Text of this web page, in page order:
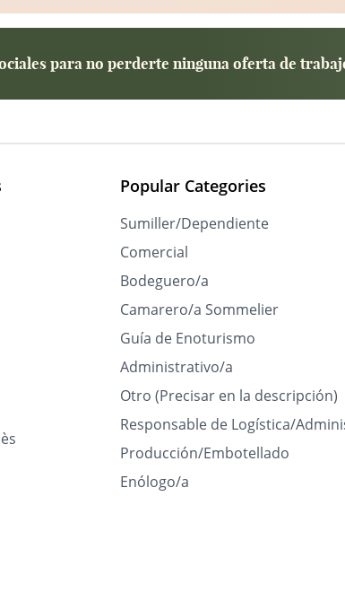
para no perderte ninguna oferta de
Popular Categories
Sumiller/Dependiente
Comercial
Bodeguero/a
Camarero/a Sommelier
Guía de Enoturismo
Administrativo/a
Otro (Precisar en la descripción)
Responsable de Logística/
Producción/Embotellado
Enólogo/a